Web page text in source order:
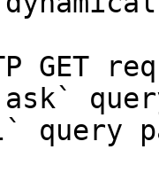
GET
query